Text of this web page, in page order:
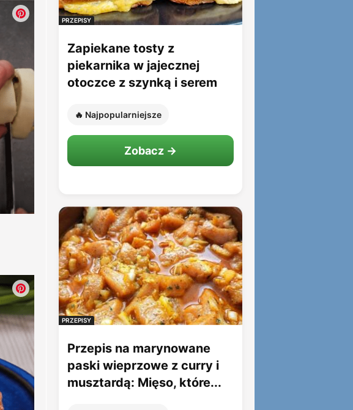
PRZEPISY
Zapiekane tosty z
piekarnika w jajecznej
otoczce z szynką i serem
🔥 Najpopularniejsze
Zobacz →
PRZEPISY
Przepis na marynowane
paski wieprzowe z curry i
musztardą: Mięso, które...